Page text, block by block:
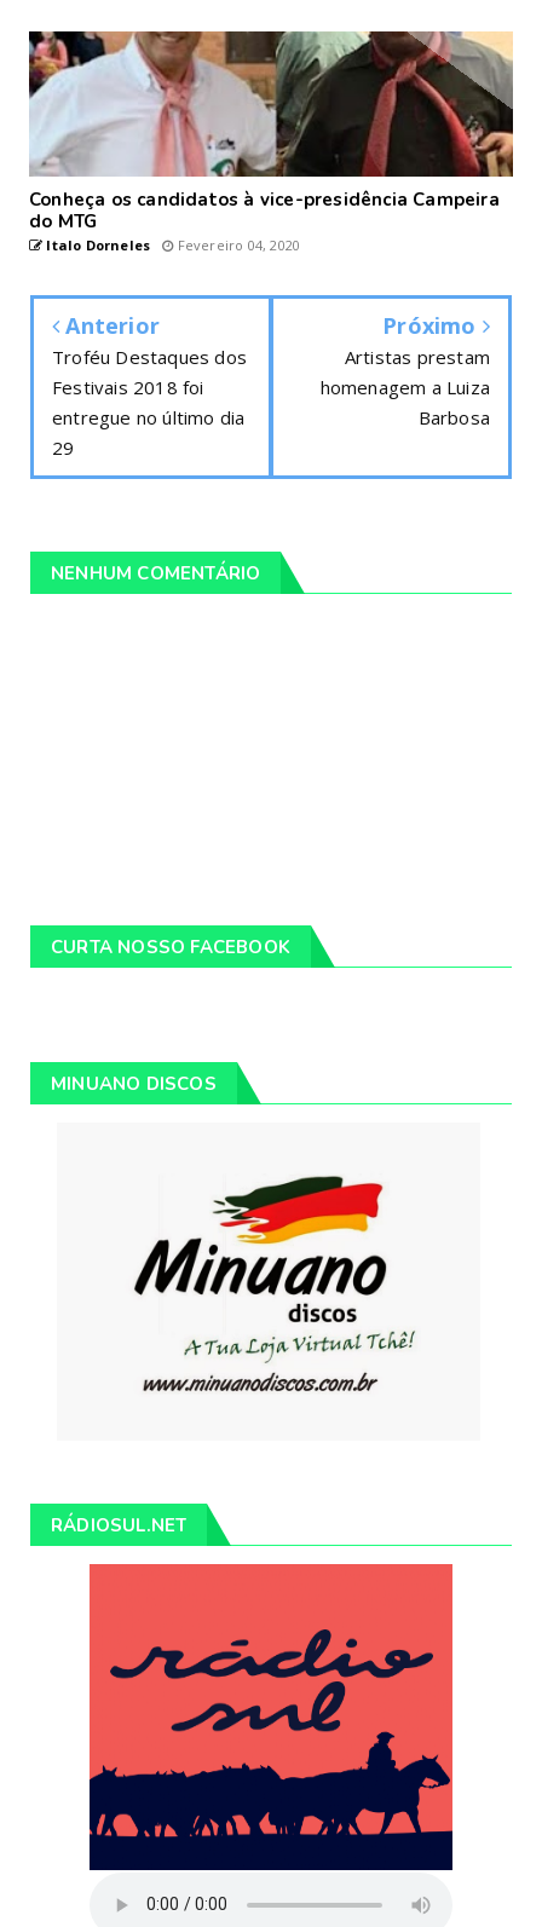
Conheça os candidatos à vice-presidência Campeira
do MTG
Italo Dorneles Fevereiro 04, 2020
Anterior
Troféu Destaques dos
Festivais 2018 foi
entregue no último dia
29
Próximo
Artistas prestam
homenagem a Luiza
Barbosa
NENHUM COMENTÁRIO
CURTA NOSSO FACEBOOK
MINUANO DISCOS
RÁDIOSUL.NET